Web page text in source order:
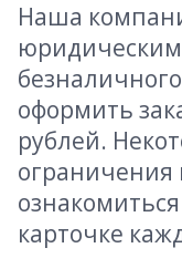
Наша
оформить
рублей.
ограничения
карточке